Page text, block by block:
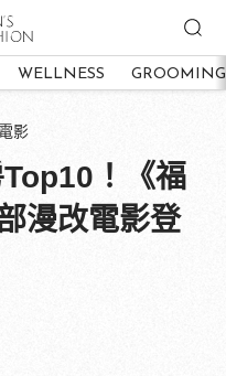
WELLNESS GROOMING
電影
！《福
漫改電影登